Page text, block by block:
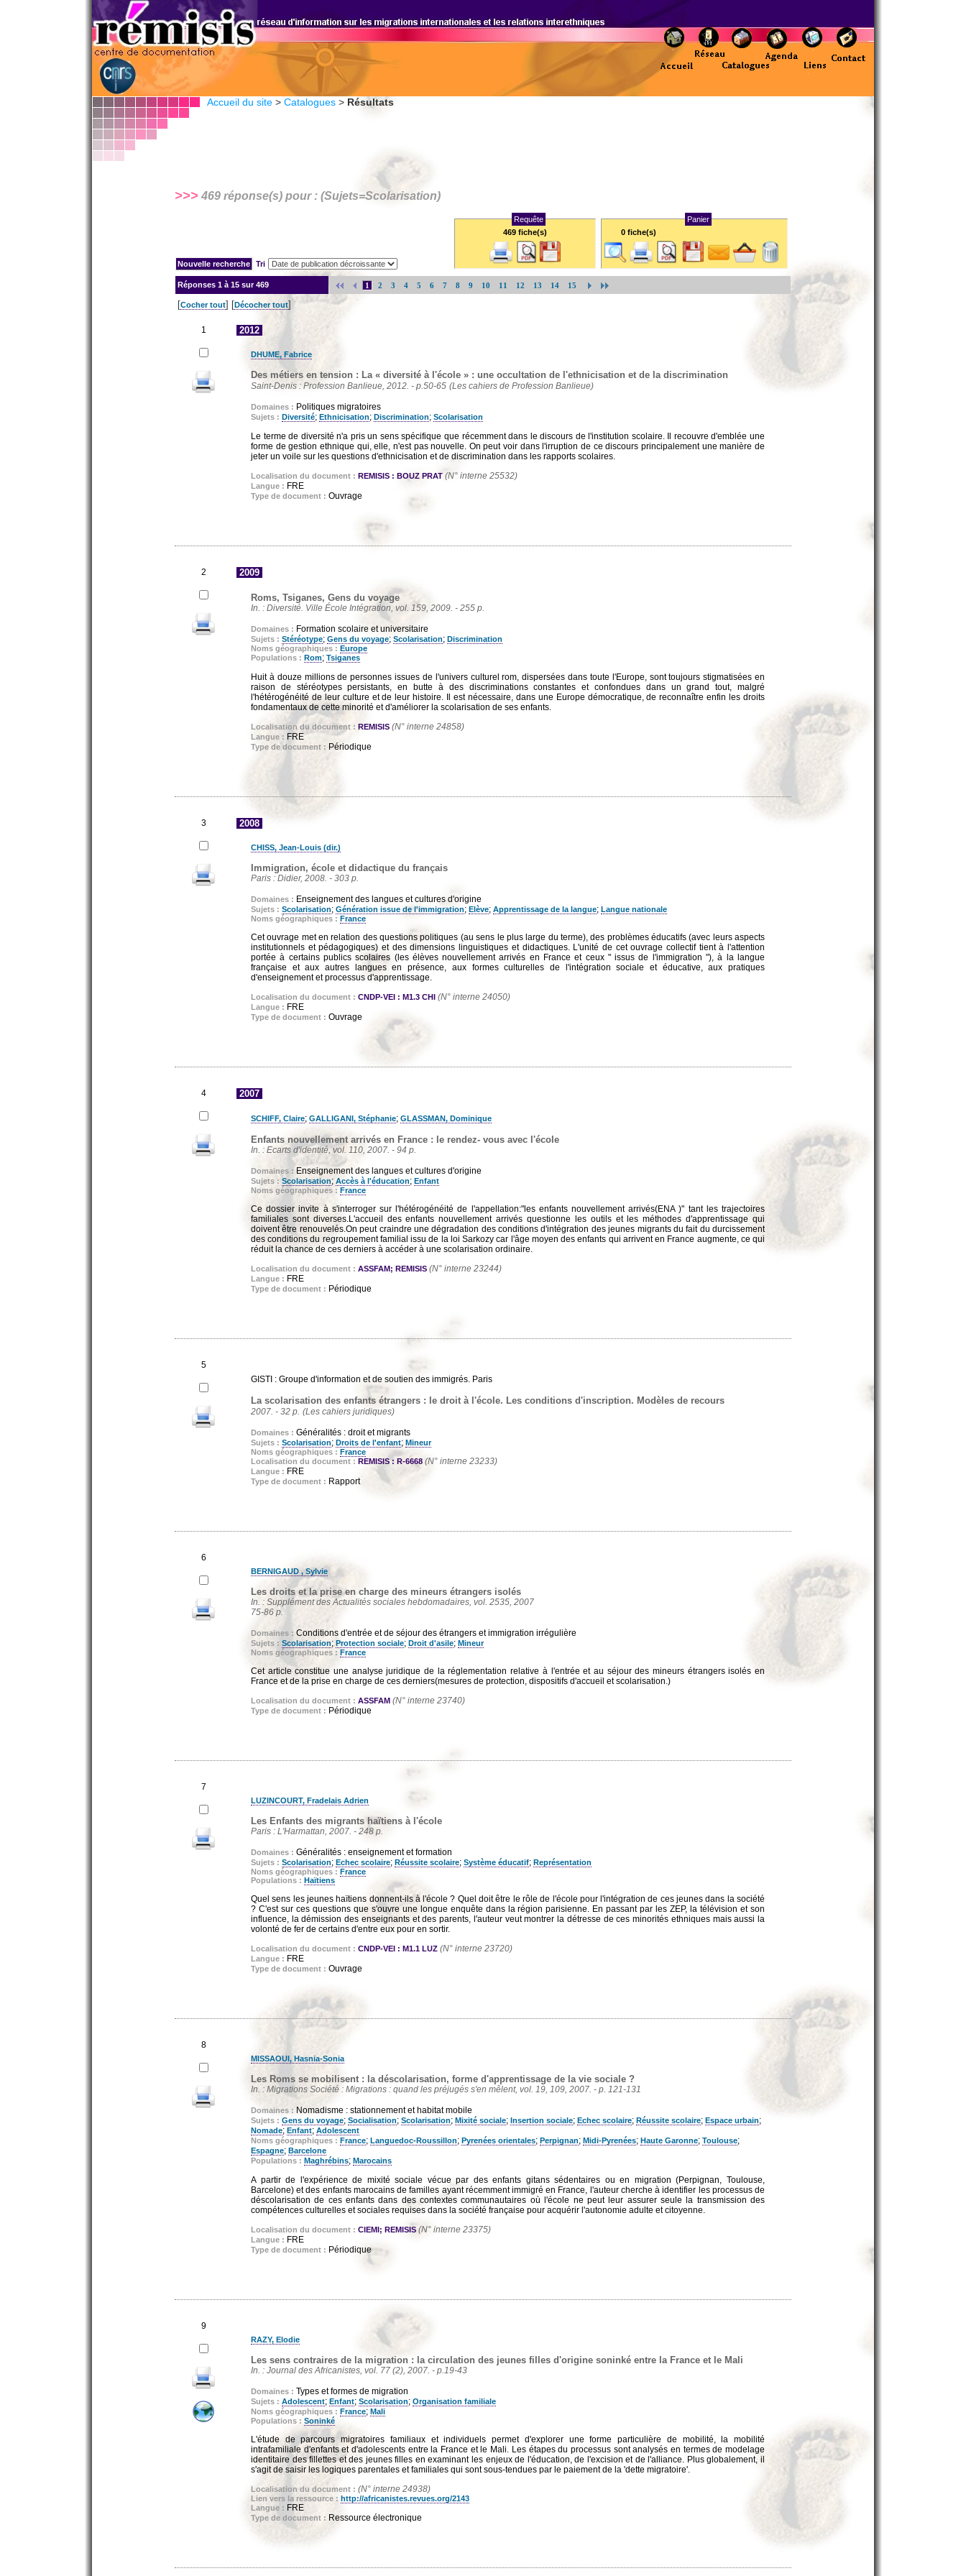
Accueil du site > Catalogues > Résultats
>>> 469 réponse(s) pour : (Sujets=Scolarisation)
Tri
Requête
469 fiche(s)
Panier
0 fiche(s)
Réponses 1 à 15 sur 469 1 2 3 4 5 6 7 8 9 10 11 12 13 14 15
[Cocher tout] [Décocher tout]
1 2012
DHUME, Fabrice
Des métiers en tension : La « diversité à l'école » : une occultation de l'ethnicisation et de la discrimination
Saint-Denis : Profession Banlieue, 2012. - p.50-65 (Les cahiers de Profession Banlieue)
Domaines : Politiques migratoires
Sujets : Diversité; Ethnicisation; Discrimination; Scolarisation
Le terme de diversité n'a pris un sens spécifique que récemment dans le discours de l'institution scolaire. Il recouvre d'emblée une
forme de gestion ethnique qui, elle, n'est pas nouvelle. On peut voir dans l'irruption de ce discours principalement une manière de
jeter un voile sur les questions d'ethnicisation et de discrimination dans les rapports scolaires.
Localisation du document : REMISIS : BOUZ PRAT (N° interne 25532)
Langue : FRE
Type de document : Ouvrage
2 2009
Roms, Tsiganes, Gens du voyage
In. : Diversité. Ville École Intégration, vol. 159, 2009. - 255 p.
Domaines : Formation scolaire et universitaire
Sujets : Stéréotype; Gens du voyage; Scolarisation; Discrimination
Noms géographiques : Europe
Populations : Rom; Tsiganes
Huit à douze millions de personnes issues de l'univers culturel rom, dispersées dans toute l'Europe, sont toujours stigmatisées en
raison de stéréotypes persistants, en butte à des discriminations constantes et confondues dans un grand tout, malgré
l'hétérogénéité de leur culture et de leur histoire. Il est nécessaire, dans une Europe démocratique, de reconnaître enfin les droits
fondamentaux de cette minorité et d'améliorer la scolarisation de ses enfants.
Localisation du document : REMISIS (N° interne 24858)
Langue : FRE
Type de document : Périodique
3 2008
CHISS, Jean-Louis (dir.)
Immigration, école et didactique du français
Paris : Didier, 2008. - 303 p.
Domaines : Enseignement des langues et cultures d'origine
Sujets : Scolarisation; Génération issue de l'immigration; Elève; Apprentissage de la langue; Langue nationale
Noms géographiques : France
Cet ouvrage met en relation des questions politiques (au sens le plus large du terme), des problèmes éducatifs (avec leurs aspects
institutionnels et pédagogiques) et des dimensions linguistiques et didactiques. L'unité de cet ouvrage collectif tient à l'attention
portée à certains publics scolaires (les élèves nouvellement arrivés en France et ceux " issus de l'immigration "), à la langue
française et aux autres langues en présence, aux formes culturelles de l'intégration sociale et éducative, aux pratiques
d'enseignement et processus d'apprentissage.
Localisation du document : CNDP-VEI : M1.3 CHI (N° interne 24050)
Langue : FRE
Type de document : Ouvrage
4 2007
SCHIFF, Claire; GALLIGANI, Stéphanie; GLASSMAN, Dominique
Enfants nouvellement arrivés en France : le rendez- vous avec l'école
In. : Ecarts d'identité, vol. 110, 2007. - 94 p.
Domaines : Enseignement des langues et cultures d'origine
Sujets : Scolarisation; Accès à l'éducation; Enfant
Noms géographiques : France
Ce dossier invite à s'interroger sur l'hétérogénéité de l'appellation:"les enfants nouvellement arrivés(ENA )" tant les trajectoires
familiales sont diverses.L'accueil des enfants nouvellement arrivés questionne les outils et les méthodes d'apprentissage qui
doivent être renouvelés.On peut craindre une dégradation des conditions d'intégration des jeunes migrants du fait du durcissement
des conditions du regroupement familial issu de la loi Sarkozy car l'âge moyen des enfants qui arrivent en France augmente, ce qui
réduit la chance de ces derniers à accéder à une scolarisation ordinaire.
Localisation du document : ASSFAM; REMISIS (N° interne 23244)
Langue : FRE
Type de document : Périodique
5
GISTI : Groupe d'information et de soutien des immigrés. Paris
La scolarisation des enfants étrangers : le droit à l'école. Les conditions d'inscription. Modèles de recours
2007. - 32 p. (Les cahiers juridiques)
Domaines : Généralités : droit et migrants
Sujets : Scolarisation; Droits de l'enfant; Mineur
Noms géographiques : France
Localisation du document : REMISIS : R-6668 (N° interne 23233)
Langue : FRE
Type de document : Rapport
6
BERNIGAUD , Sylvie
Les droits et la prise en charge des mineurs étrangers isolés
In. : Supplément des Actualités sociales hebdomadaires, vol. 2535, 2007
75-86 p.
Domaines : Conditions d'entrée et de séjour des étrangers et immigration irrégulière
Sujets : Scolarisation; Protection sociale; Droit d'asile; Mineur
Noms géographiques : France
Cet article constitue une analyse juridique de la réglementation relative à l'entrée et au séjour des mineurs étrangers isolés en
France et de la prise en charge de ces derniers(mesures de protection, dispositifs d'accueil et scolarisation.)
Localisation du document : ASSFAM (N° interne 23740)
Type de document : Périodique
7
LUZINCOURT, Fradelais Adrien
Les Enfants des migrants haïtiens à l'école
Paris : L'Harmattan, 2007. - 248 p.
Domaines : Généralités : enseignement et formation
Sujets : Scolarisation; Echec scolaire; Réussite scolaire; Système éducatif; Représentation
Noms géographiques : France
Populations : Haïtiens
Quel sens les jeunes haïtiens donnent-ils à l'école ? Quel doit être le rôle de l'école pour l'intégration de ces jeunes dans la société
? C'est sur ces questions que s'ouvre une longue enquête dans la région parisienne. En passant par les ZEP, la télévision et son
influence, la démission des enseignants et des parents, l'auteur veut montrer la détresse de ces minorités ethniques mais aussi la
volonté de fer de certains d'entre eux pour en sortir.
Localisation du document : CNDP-VEI : M1.1 LUZ (N° interne 23720)
Langue : FRE
Type de document : Ouvrage
8
MISSAOUI, Hasnia-Sonia
Les Roms se mobilisent : la déscolarisation, forme d'apprentissage de la vie sociale ?
In. : Migrations Société : Migrations : quand les préjugés s'en mêlent, vol. 19, 109, 2007. - p. 121-131
Domaines : Nomadisme : stationnement et habitat mobile
Sujets : Gens du voyage; Socialisation; Scolarisation; Mixité sociale; Insertion sociale; Echec scolaire; Réussite scolaire; Espace urbain;
Nomade; Enfant; Adolescent
Noms géographiques : France; Languedoc-Roussillon; Pyrenées orientales; Perpignan; Midi-Pyrenées; Haute Garonne; Toulouse;
Espagne; Barcelone
Populations : Maghrébins; Marocains
A partir de l'expérience de mixité sociale vécue par des enfants gitans sédentaires ou en migration (Perpignan, Toulouse,
Barcelone) et des enfants marocains de familles ayant récemment immigré en France, l'auteur cherche à identifier les processus de
déscolarisation de ces enfants dans des contextes communautaires où l'école ne peut leur assurer seule la transmission des
compétences culturelles et sociales requises dans la société française pour acquérir l'autonomie adulte et citoyenne.
Localisation du document : CIEMI; REMISIS (N° interne 23375)
Langue : FRE
Type de document : Périodique
9
RAZY, Elodie
Les sens contraires de la migration : la circulation des jeunes filles d'origine soninké entre la France et le Mali
In. : Journal des Africanistes, vol. 77 (2), 2007. - p.19-43
Domaines : Types et formes de migration
Sujets : Adolescent; Enfant; Scolarisation; Organisation familiale
Noms géographiques : France; Mali
Populations : Soninké
L'étude de parcours migratoires familiaux et individuels permet d'explorer une forme particulière de mobilité, la mobilité
intrafamiliale d'enfants et d'adolescents entre la France et le Mali. Les étapes du processus sont analysés en termes de modelage
identitaire des fillettes et des jeunes filles en examinant les enjeux de l'éducation, de l'excision et de l'alliance. Plus globalement, il
s'agit de saisir les logiques parentales et familiales qui sont sous-tendues par le paiement de la 'dette migratoire'.
Localisation du document : (N° interne 24938)
Lien vers la ressource : http://africanistes.revues.org/2143
Langue : FRE
Type de document : Ressource électronique